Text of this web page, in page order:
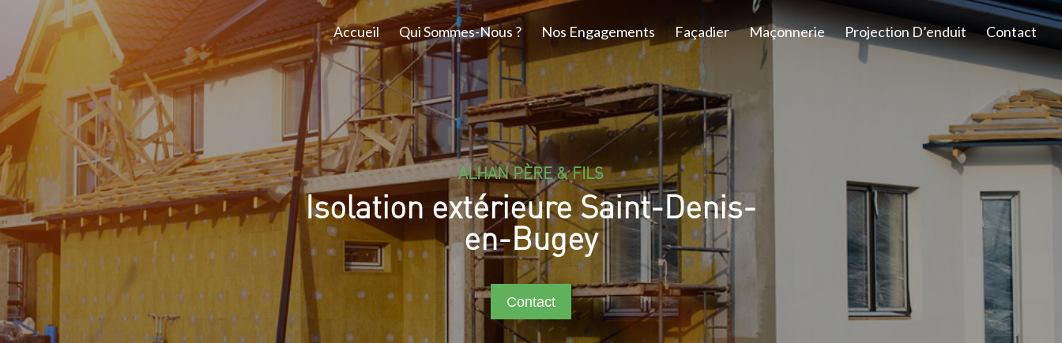
Accueil Qui Sommes-Nous ? Nos Engagements Façadier Maçonnerie Projection D’enduit Contact
ALHAN PÈRE & FILS
Isolation extérieure Saint-Denis-
en-Bugey
Contact